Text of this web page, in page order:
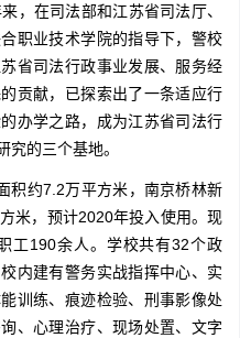
，在司法部和江苏省司法厅、
职业技术学院的指导下，警校
省司法行政事业发展、服务经
贡献，已探索出了一条适应行
办学之路，成为江苏省司法行
的三个基地。
积约7.2万平方米，南京桥林新
米，预计2020年投入使用。现
工190余人。学校共有32个政
内建有警务实战指挥中心、实
训练、痕迹检验、刑事影像处
、心理治疗、现场处置、文字